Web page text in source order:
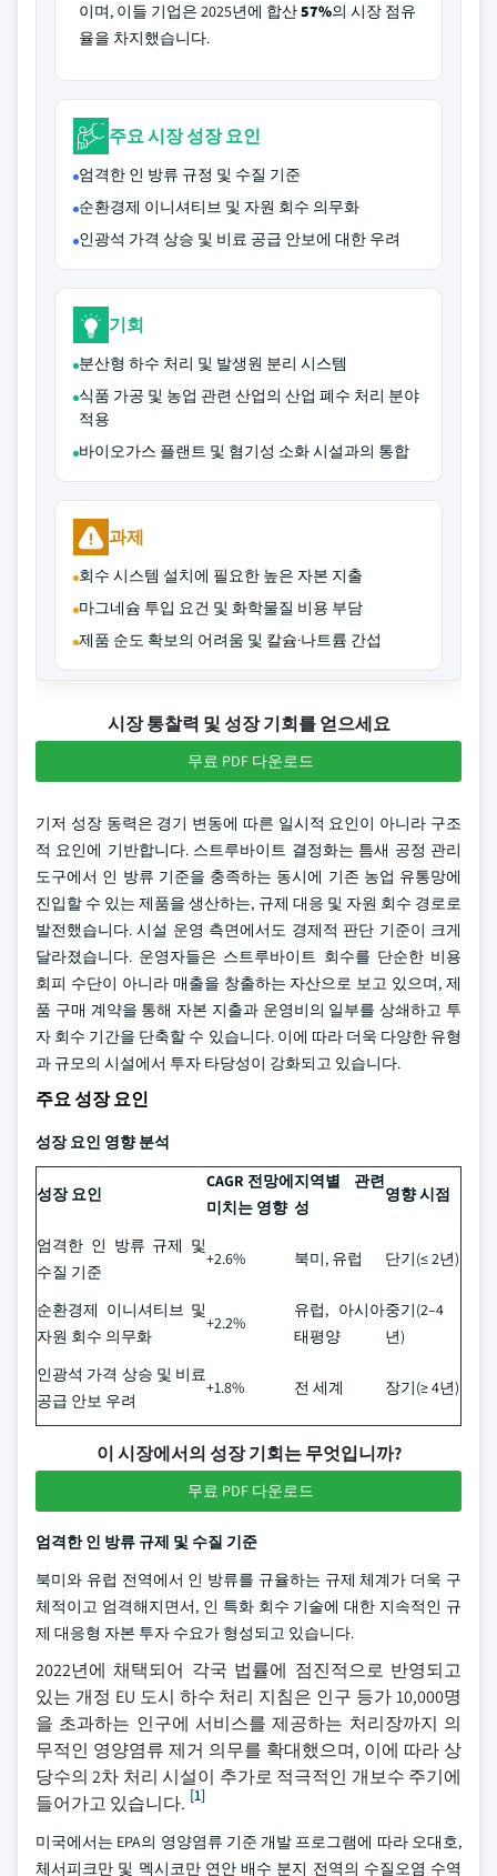
이며, 이들 기업은 2025년에 합산57%의 시장 점유
율을 차지했습니다.
주요 시장 성장 요인
엄격한 인 방류 규정 및 수질 기준
순환경제 이니셔티브 및 자원 회수 의무화
인광석 가격 상승 및 비료 공급 안보에 대한 우려
기회
분산형 하수 처리 및 발생원 분리 시스템
식품 가공 및 농업 관련 산업의 산업 폐수 처리 분야
적용
바이오가스 플랜트 및 혐기성 소화 시설과의 통합
과제
회수 시스템 설치에 필요한 높은 자본 지출
마그네슘 투입 요건 및 화학물질 비용 부담
제품 순도 확보의 어려움 및 칼슘·나트륨 간섭
시장 통찰력 및 성장 기회를 얻으세요
무료 PDF 다운로드
기저 성장 동력은 경기 변동에 따른 일시적 요인이 아니라 구조
적 요인에 기반합니다. 스트루바이트 결정화는 틈새 공정 관리
도구에서 인 방류 기준을 충족하는 동시에 기존 농업 유통망에
진입할 수 있는 제품을 생산하는, 규제 대응 및 자원 회수 경로로
발전했습니다. 시설 운영 측면에서도 경제적 판단 기준이 크게
달라졌습니다. 운영자들은 스트루바이트 회수를 단순한 비용
회피 수단이 아니라 매출을 창출하는 자산으로 보고 있으며, 제
품 구매 계약을 통해 자본 지출과 운영비의 일부를 상쇄하고 투
자 회수 기간을 단축할 수 있습니다. 이에 따라 더욱 다양한 유형
과 규모의 시설에서 투자 타당성이 강화되고 있습니다.
주요 성장 요인
성장 요인 영향 분석
성장 요인
CAGR 전망에
미치는 영향
지역별 관련
성
영향 시점
엄격한 인 방류 규제 및
수질 기준
+2.6% 북미, 유럽 단기(≤ 2년)
순환경제 이니셔티브 및
자원 회수 의무화
+2.2%
유럽, 아시아
태평양
중기(2–4
년)
인광석 가격 상승 및 비료
공급 안보 우려
+1.8% 전 세계 장기(≥ 4년)
이 시장에서의 성장 기회는 무엇입니까?
무료 PDF 다운로드
엄격한 인 방류 규제 및 수질 기준
북미와 유럽 전역에서 인 방류를 규율하는 규제 체계가 더욱 구
체적이고 엄격해지면서, 인 특화 회수 기술에 대한 지속적인 규
제 대응형 자본 투자 수요가 형성되고 있습니다.
2022년에 채택되어 각국 법률에 점진적으로 반영되고
있는 개정 EU 도시 하수 처리 지침은 인구 등가 10,000명
을 초과하는 인구에 서비스를 제공하는 처리장까지 의
무적인 영양염류 제거 의무를 확대했으며, 이에 따라 상
당수의 2차 처리 시설이 추가로 적극적인 개보수 주기에
들어가고 있습니다. [1]
미국에서는 EPA의 영양염류 기준 개발 프로그램에 따라 오대호,
체서피크만 및 멕시코만 연안 배수 분지 전역의 수질오염 수역